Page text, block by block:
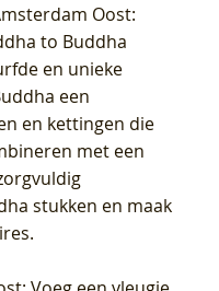
Oost:
to Buddha
en unieke
een
en kettingen die
met een
stukken en maak